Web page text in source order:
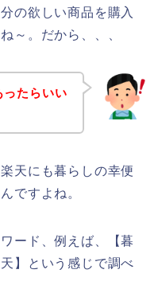
の欲しい商品を購入
～。だから、、、
たらいい
天にも暮らしの幸便
ですよね。
ード、例えば、【暮
】という感じで調べ